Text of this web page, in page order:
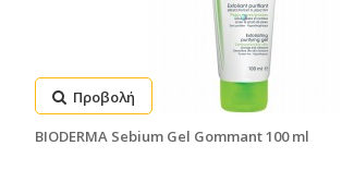
Προβολή
BIODERMA Sebium Gel Gommant 100 ml